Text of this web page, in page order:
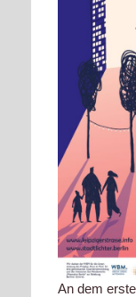
An dem